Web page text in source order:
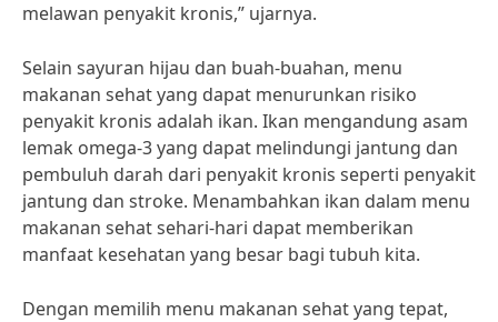
melawan penyakit kronis,” ujarnya.
Selain sayuran hijau dan buah-buahan, menu
makanan sehat yang dapat menurunkan risiko
penyakit kronis adalah ikan. Ikan mengandung asam
lemak omega-3 yang dapat melindungi jantung dan
pembuluh darah dari penyakit kronis seperti penyakit
jantung dan stroke. Menambahkan ikan dalam menu
makanan sehat sehari-hari dapat memberikan
manfaat kesehatan yang besar bagi tubuh kita.
Dengan memilih menu makanan sehat yang tepat,